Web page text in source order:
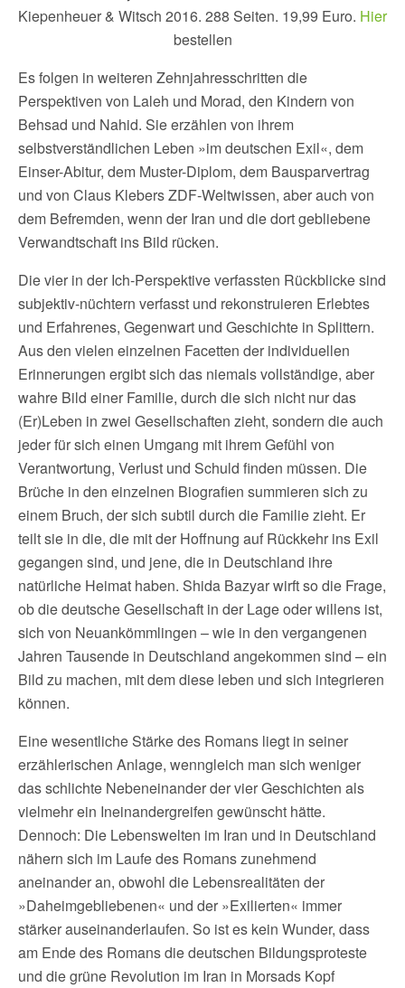
Kiepenheuer & Witsch 2016. 288 Seiten. 19,99 Euro. Hier
bestellen
Es folgen in weiteren Zehnjahresschritten die
Perspektiven von Laleh und Morad, den Kindern von
Behsad und Nahid. Sie erzählen von ihrem
selbstverständlichen Leben »im deutschen Exil«, dem
Einser-Abitur, dem Muster-Diplom, dem Bausparvertrag
und von Claus Klebers ZDF-Weltwissen, aber auch von
dem Befremden, wenn der Iran und die dort gebliebene
Verwandtschaft ins Bild rücken.
Die vier in der Ich-Perspektive verfassten Rückblicke sind
subjektiv-nüchtern verfasst und rekonstruieren Erlebtes
und Erfahrenes, Gegenwart und Geschichte in Splittern.
Aus den vielen einzelnen Facetten der individuellen
Erinnerungen ergibt sich das niemals vollständige, aber
wahre Bild einer Familie, durch die sich nicht nur das
(Er)Leben in zwei Gesellschaften zieht, sondern die auch
jeder für sich einen Umgang mit ihrem Gefühl von
Verantwortung, Verlust und Schuld finden müssen. Die
Brüche in den einzelnen Biografien summieren sich zu
einem Bruch, der sich subtil durch die Familie zieht. Er
teilt sie in die, die mit der Hoffnung auf Rückkehr ins Exil
gegangen sind, und jene, die in Deutschland ihre
natürliche Heimat haben. Shida Bazyar wirft so die Frage,
ob die deutsche Gesellschaft in der Lage oder willens ist,
sich von Neuankömm­lingen – wie in den vergangenen
Jahren Tausende in Deutschland angekommen sind – ein
Bild zu machen, mit dem diese leben und sich integrieren
können.
Eine wesentliche Stärke des Romans liegt in seiner
erzählerischen Anlage, wenngleich man sich weniger
das schlichte Nebeneinander der vier Geschichten als
vielmehr ein Ineinandergreifen gewünscht hätte.
Dennoch: Die Lebenswelten im Iran und in Deutschland
nähern sich im Laufe des Romans zunehmend
aneinander an, obwohl die Lebensrealitäten der
»Daheimgebliebenen« und der »Exilierten« immer
stärker auseinanderlaufen. So ist es kein Wunder, dass
am Ende des Romans die deutschen Bildungsproteste
und die grüne Revolution im Iran in Morsads Kopf